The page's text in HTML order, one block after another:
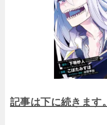
記事は下に続きます。